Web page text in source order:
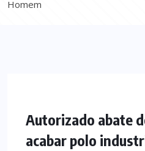
Autorizado abate
acabar polo